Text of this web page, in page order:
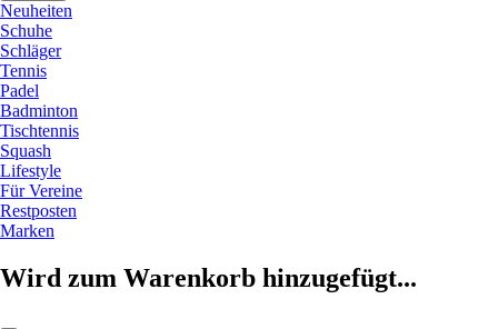
Neuheiten
Schuhe
Schläger
Tennis
Padel
Badminton
Tischtennis
Squash
Lifestyle
Für Vereine
Restposten
Marken
Wird zum Warenkorb hinzugefügt...